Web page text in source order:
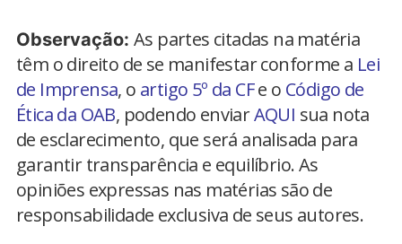
Observação: As partes citadas na matéria
têm o direito de se manifestar conforme a Lei
de Imprensa, o artigo 5º da CFe o Código de
Ética da OAB, podendo enviarAQUI sua nota
de esclarecimento, que será analisada para
garantir transparência e equilíbrio. As
opiniões expressas nas matérias são de
responsabilidade exclusiva de seus autores.